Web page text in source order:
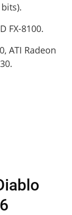
FX-8100.
ATI Radeon